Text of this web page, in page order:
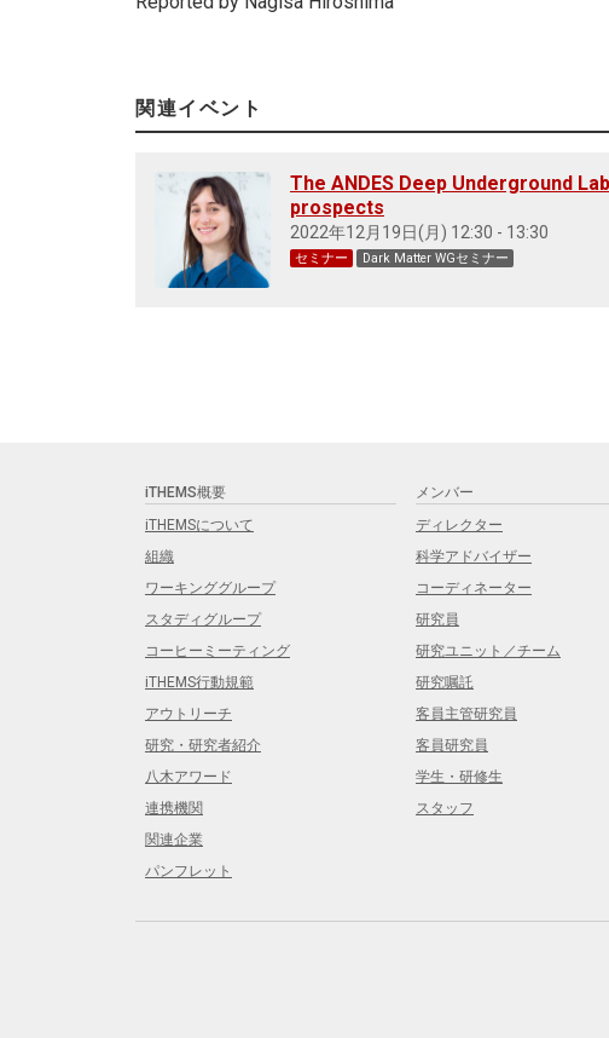
関連イベント
The ANDES Deep Underground
prospects
2022年12月19日(月) 12:30 - 13:30
セミナー Dark Matter WGセミナー
iTHEMS概要
iTHEMSについて
組織
ワーキンググループ
スタディグループ
コーヒーミーティング
iTHEMS行動規範
アウトリーチ
研究・研究者紹介
八木アワード
連携機関
関連企業
パンフレット
メンバー
ディレクター
科学アドバイザー
コーディネーター
研究員
研究ユニット／チーム
研究嘱託
客員主管研究員
客員研究員
学生・研修生
スタッフ